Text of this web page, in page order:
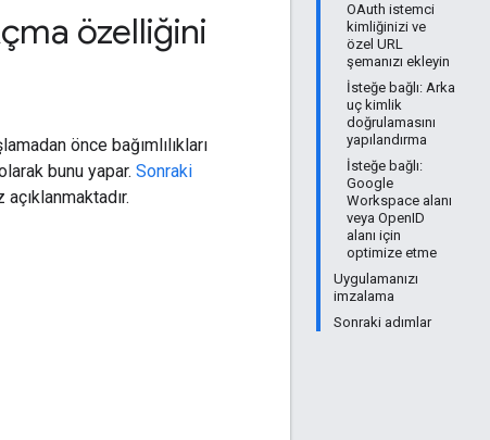
OAuth istemci
kimliğinizi ve
özel URL
şemanızı ekleyin
İsteğe bağlı: Arka
uç kimlik
doğrulamasını
yapılandırma
İsteğe bağlı:
Google
Workspace alanı
veya OpenID
alanı için
optimize etme
Uygulamanızı
imzalama
Sonraki adımlar
özelliğini
önce bağımlılıkları
bunu yapar. Sonraki